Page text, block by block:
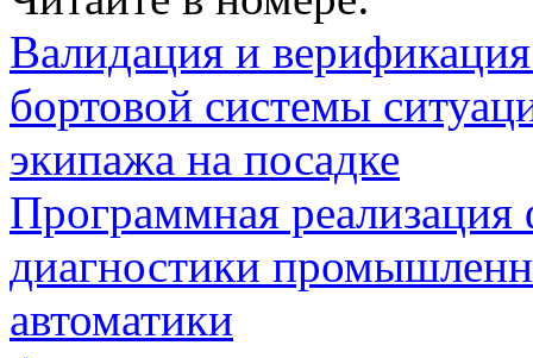
Валидация и
бортовой системы
экипажа на посадке
Программная
диагностики
автоматики